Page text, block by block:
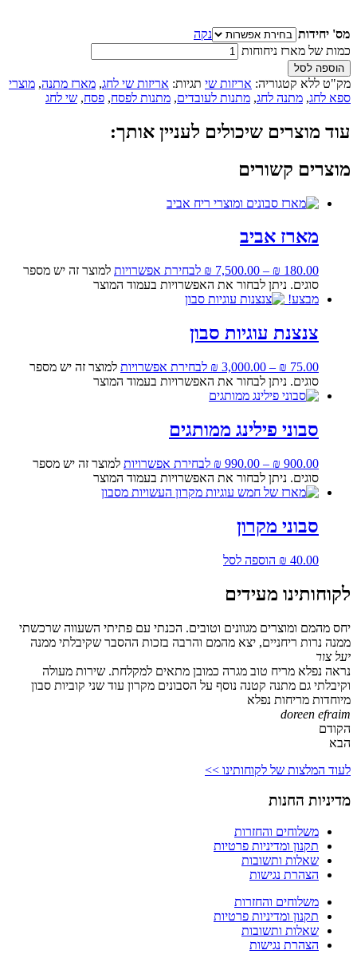
מס' יחידות
נקה
כמות של מארז ניחוחות
הוספה לסל
מק"ט ללא קטגוריה: אריזות שי תגיות: אריזות שי לחג, מארז מתנה, מוצרי
ספא לחג, מתנה לחג, מתנות לעובדים, מתנות לפסח, פסח, שי לחג
עוד מוצרים שיכולים לעניין אותך:
מוצרים קשורים
מארז אביב
₪ 180.00
–
₪ 7,500.00 לבחירת אפשרויות למוצר זה יש מספר
סוגים. ניתן לבחור את האפשרויות בעמוד המוצר
מבצע!
צנצנת עוגיות סבון
₪ 75.00
–
₪ 3,000.00 לבחירת אפשרויות למוצר זה יש מספר
סוגים. ניתן לבחור את האפשרויות בעמוד המוצר
סבוני פילינג ממותגים
₪ 900.00
–
₪ 990.00 לבחירת אפשרויות למוצר זה יש מספר
סוגים. ניתן לבחור את האפשרויות בעמוד המוצר
סבוני מקרון
₪ 40.00 הוספה לסל
לקוחותינו מעידים
יחס מהמם ומוצרים מגוונים וטובים. הכנתי עם פתיתי השעווה שרכשתי
ממנה נרות ריחניים, יצא מהמם והרבה בזכות ההסבר שקיבלתי ממנה
יעל צור
נראה נפלא מריח טוב מגרה כמובן מתאים למקלחת. שירות מעולה
וקיבלתי גם מתנה קטנה נוסף על הסבונים מקרון עוד שני קוביות סבון
מיוחדות מריחות נפלא
doreen efraim
הקודם
הבא
לעוד המלצות של לקוחותינו >>
מדיניות החנות
משלוחים והחזרות
תקנון ומדיניות פרטיות
שאלות ותשובות
הצהרת נגישות
משלוחים והחזרות
תקנון ומדיניות פרטיות
שאלות ותשובות
הצהרת נגישות